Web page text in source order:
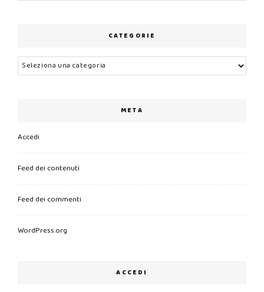
CATEGORIE
Categorie
META
Accedi
Feed dei contenuti
Feed dei commenti
WordPress.org
ACCEDI